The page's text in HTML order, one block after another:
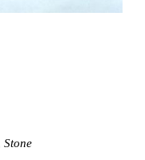
Stone